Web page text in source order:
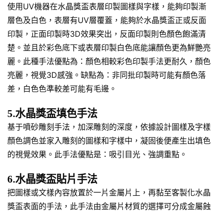
使用UV機器在水晶獎盃表層印製圖樣與字樣，能夠印製漸
層色及白色，表層有UV層覆蓋，能夠於水晶獎盃正或反面
印製，正面印製時3D效果突出，反面印製則色顏色飽滿清
楚。並且於彩色底下或表層印製白色底能讓顏色更為鮮艷亮
麗。此種手法優點為：顏色相較彩色印製手法更耐久，顏色
亮麗，視覺3D感強。缺點為：非同批印製時可能有顏色落
差，白色色準較差可能有毛邊。
5.水晶獎盃填色手法
基于噴砂雕刻手法，加深雕刻的深度，依據設計圖樣及字樣
顏色調色並家入雕刻的圖樣和字樣中，凝固後便產生出填色
的視覺效果。此手法優點是：吸引目光、強調重點。
6.水晶獎盃貼片手法
把圖樣或文樣內容放置於一片金屬片上，再黏至客製化水晶
獎盃表面的手法，此手法由金屬片材質的選擇可分成金屬蝕